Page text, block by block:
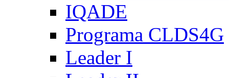
IQADE
Programa CLDS4G
Leader I